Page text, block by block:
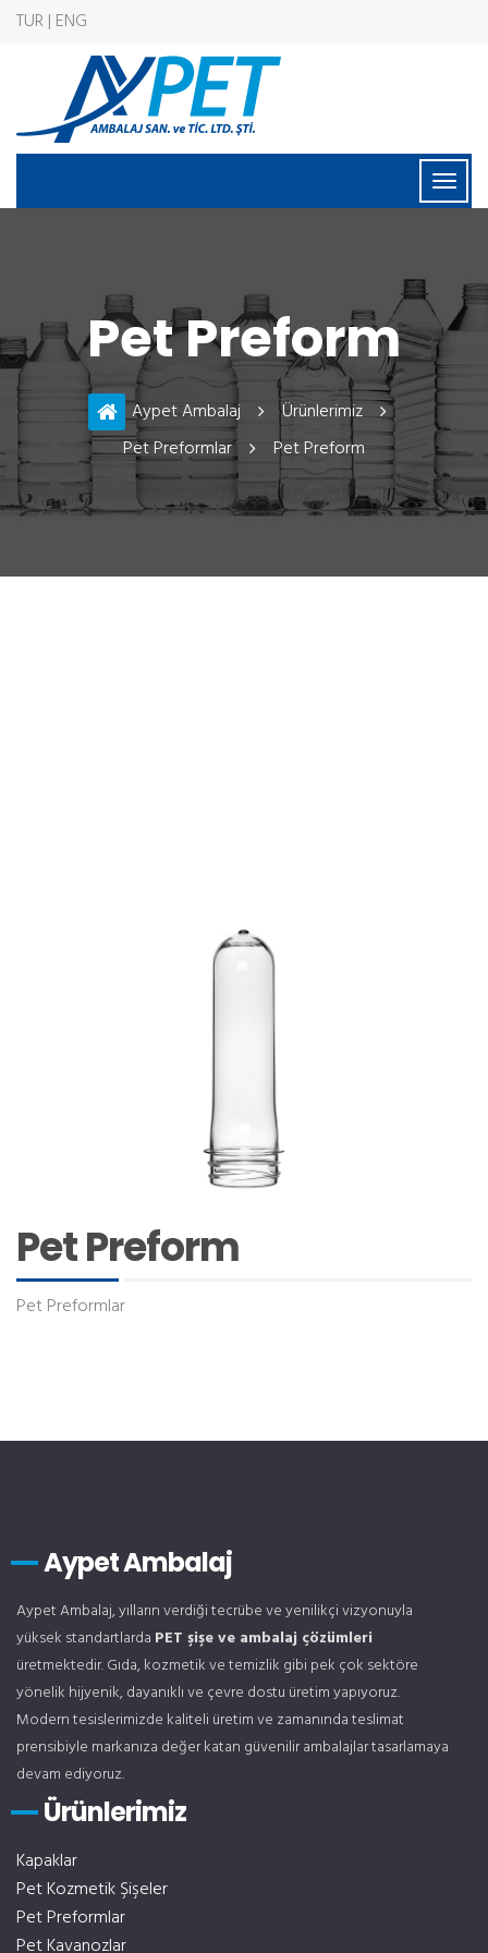
TUR | ENG
Pet Preform
Aypet Ambalaj
Ürünlerimiz
Pet Preformlar
Pet Preform
Pet Preform
Pet Preformlar
Aypet Ambalaj
Aypet Ambalaj, yılların verdiği tecrübe ve yenilikçi vizyonuyla
yüksek standartlarda PET şişe ve ambalaj çözümleri
üretmektedir. Gıda, kozmetik ve temizlik gibi pek çok sektöre
yönelik hijyenik, dayanıklı ve çevre dostu üretim yapıyoruz.
Modern tesislerimizde kaliteli üretim ve zamanında teslimat
prensibiyle markanıza değer katan güvenilir ambalajlar tasarlamaya
devam ediyoruz.
Ürünlerimiz
Kapaklar
Pet Kozmetik Şişeler
Pet Preformlar
Pet Kavanozlar